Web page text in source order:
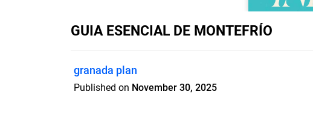
GUIA ESENCIAL DE MONTEFRÍO
granada plan
Published on November 30, 2025